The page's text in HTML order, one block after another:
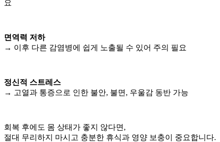
요
면역력 저하
→ 이후 다른 감염병에 쉽게 노출될 수 있어 주의 필요
정신적 스트레스
→ 고열과 통증으로 인한 불안, 불면, 우울감 동반 가능
회복 후에도 몸 상태가 좋지 않다면,
절대 무리하지 마시고 충분한 휴식과 영양 보충이 중요합니다.